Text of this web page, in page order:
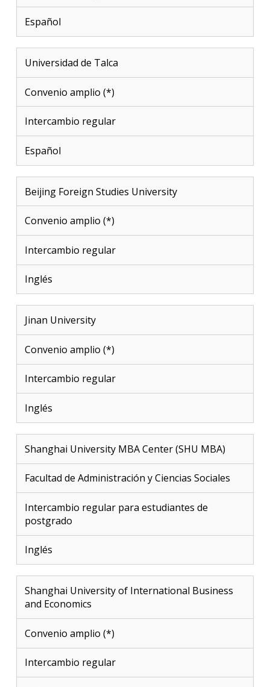
Español
Universidad de Talca
Convenio amplio (*)
Intercambio regular
Español
Beijing Foreign Studies University
Convenio amplio (*)
Intercambio regular
Inglés
Jinan University
Convenio amplio (*)
Intercambio regular
Inglés
Shanghai University MBA Center (SHU MBA)
Facultad de Administración y Ciencias Sociales
Intercambio regular para estudiantes de
postgrado
Inglés
Shanghai University of International Business
and Economics
Convenio amplio (*)
Intercambio regular